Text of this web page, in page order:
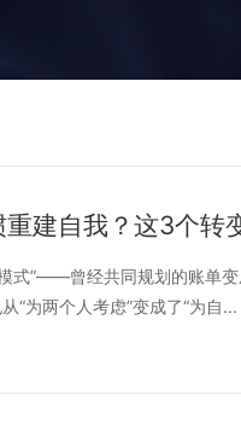
建自我？这3个转
式”——曾经共同规划的账单
“为两个人考虑”变成了“为自...